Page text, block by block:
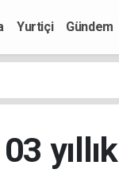
Yurtiçi Gündem